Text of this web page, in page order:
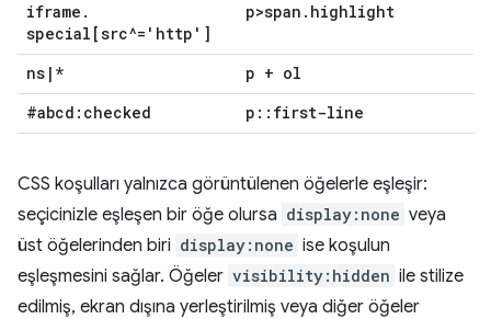
iframe .
special[src^='http']
p>span . highlight
ns | *
p + ol
#abcd:checked
p :: first-line
CSS koşulları yalnızca görüntülenen öğelerle eşleşir:
seçicinizle eşleşen bir öğe olursa display:none veya
üst öğelerinden biri display:none ise koşulun
eşleşmesini sağlar. Öğeler visibility:hidden ile stilize
edilmiş, ekran dışına yerleştirilmiş veya diğer öğeler